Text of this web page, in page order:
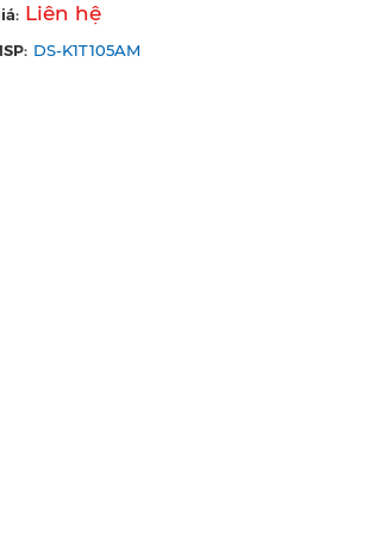
Liên hệ
DS-K1T105AM